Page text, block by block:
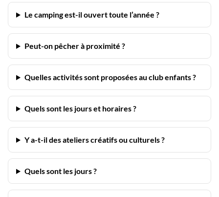
Le camping est-il ouvert toute l’année ?
Peut-on pêcher à proximité ?
Quelles activités sont proposées au club enfants ?
Quels sont les jours et horaires ?
Y a-t-il des ateliers créatifs ou culturels ?
Quels sont les jours ?